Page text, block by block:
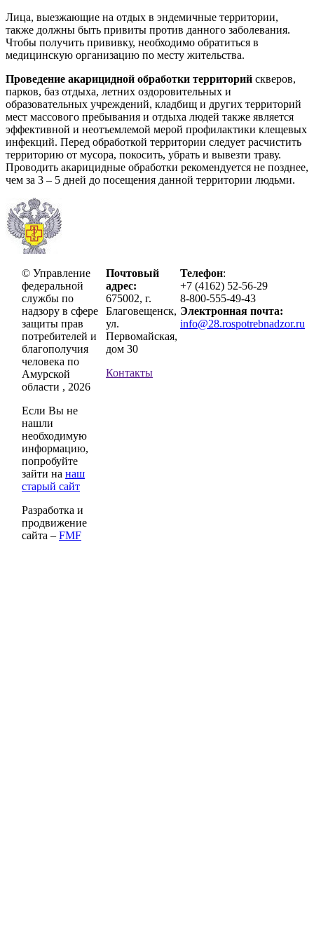
Лица, выезжающие на отдых в эндемичные территории,
также должны быть привиты против данного заболевания.
Чтобы получить прививку, необходимо обратиться в
медицинскую организацию по месту жительства.
Проведение акарицидной обработки территорий скверов,
парков, баз отдыха, летних оздоровительных и
образовательных учреждений, кладбищ и других территорий
мест массового пребывания и отдыха людей также является
эффективной и неотъемлемой мерой профилактики клещевых
инфекций. Перед обработкой территории следует расчистить
территорию от мусора, покосить, убрать и вывезти траву.
Проводить акарицидные обработки рекомендуется не позднее,
чем за 3 – 5 дней до посещения данной территории людьми.
© Управление
федеральной
службы по
надзору в сфере
защиты прав
потребителей и
благополучия
человека по
Амурской
области , 2026
Если Вы не
нашли
необходимую
информацию,
попробуйте
зайти на наш
старый сайт
Разработка и
продвижение
сайта – FMF
Почтовый
адрес:
675002, г.
Благовещенск,
ул.
Первомайская,
дом 30
Контакты
Телефон:
+7 (4162) 52-56-29
8-800-555-49-43
Электронная почта:
info@28.rospotrebnadzor.ru